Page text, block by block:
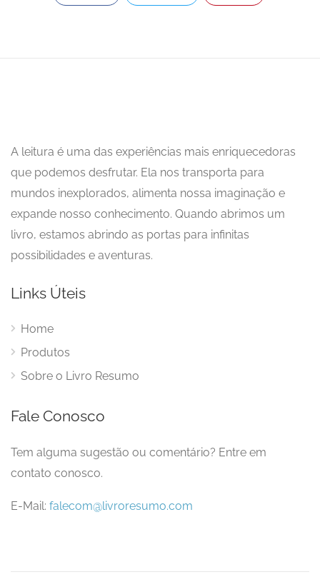
A leitura é uma das experiências mais enriquecedoras
que podemos desfrutar. Ela nos transporta para
mundos inexplorados, alimenta nossa imaginação e
expande nosso conhecimento. Quando abrimos um
livro, estamos abrindo as portas para infinitas
possibilidades e aventuras.
Links Úteis
Home
Produtos
Sobre o Livro Resumo
Fale Conosco
Tem alguma sugestão ou comentário? Entre em
contato conosco.
E-Mail: falecom@livroresumo.com